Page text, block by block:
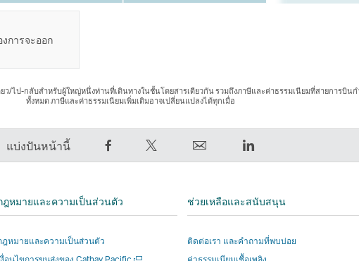
การจะออก
ว/ไป-กลับสําหรับผู้ใหญ่หนึ่งท่านที่เดินทางในชั้นโดยสารเดียวกัน รวมถึงภาษีและค่าธรรมเนียมที่สายการบิน
ทั้งหมด ภาษีและค่าธรรมเนียมเพิ่มเติมอาจเปลี่ยนแปลงได้ทุกเมื่อ
แบ่งปันหน้านี้
แชร์
Facebook
–
Tweet
–
ต่อ
เพื่อน
ลิงก์
เปิด
LinkedIn
ลิงก์
เปิด
ขึ้น
หน้าต่าง
ฎหมายและความเป็นส่วนตัว
ฎหมายและความเป็นส่วนตัว
เปิด
ช่วยเหลือและสนับสนุน
ติดต่อเรา และคำถามที่พบบ่อย